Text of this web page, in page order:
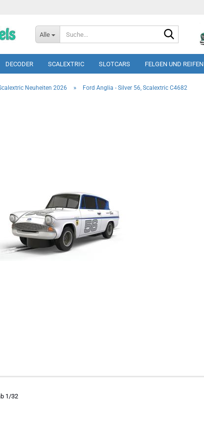
Alle
DECODER SCALEXTRIC SLOTCARS FELGEN UND REIFEN
Neuheiten 2026 » Ford Anglia - Silver 56, Scalextric C4682
1/32